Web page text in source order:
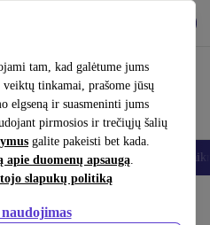
tam, kad galėtume jums
tinkamai, prašome jūsų
elgseną ir suasmeninti jums
pirmosios ir trečiųjų šalių
galite pakeisti bet kada.
duomenų apsaugą.
slapukų politiką
Planšetės Išmanieji